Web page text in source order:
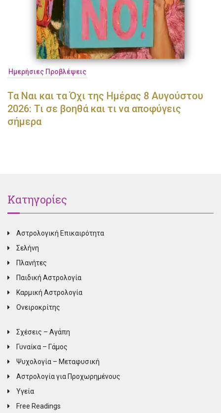
Ημερήσιες Προβλέψεις
Τα Ναι και τα Όχι της Ημέρας 8 Αυγούστου
2026: Τι σε βοηθά και τι να αποφύγεις
σήμερα
Κατηγορίες
Αστρολογική Επικαιρότητα
Σελήνη
Πλανήτες
Παιδική Αστρολογία
Καρμική Αστρολογία
Ονειροκρίτης
Σχέσεις – Αγάπη
Γυναίκα – Γάμος
Ψυχολογία – Μεταφυσική
Αστρολογία για Προχωρημένους
Υγεία
Free Readings